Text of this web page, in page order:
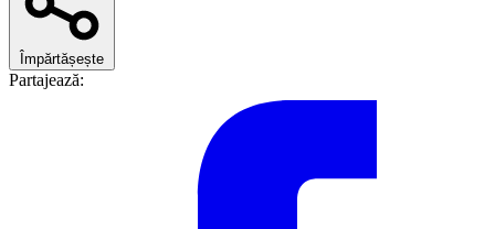
Împărtășește
Partajează: